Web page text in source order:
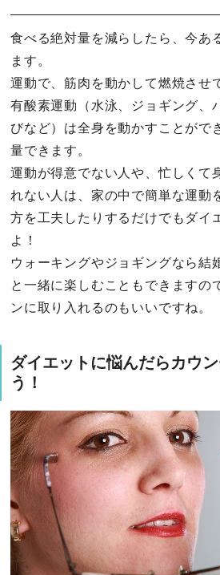
食べる絶対量を減らしたら、今あ
ます。
運動で、筋肉を動かして燃焼させ
有酸素運動（水泳、ジョギング、
びなど）は全身を動かすことがで
量できます。
運動が得意でない人や、忙しくて
れない人は、家の中で簡単な運動
方を工夫したりするだけでもダイ
よ！
ウォーキングやジョギングなら結
と一緒に楽しむこともできますの
ンに取り入れるのもいいですね。
ダイエットに悩んだらカウ
う！